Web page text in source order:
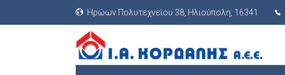
Ηρώων Πολυτεχνείου 38, Ηλιούπολη, 16341